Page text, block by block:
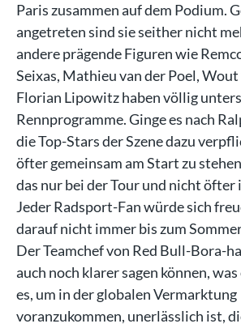
Paris zusammen auf dem Podium.
angetreten sind sie seither nicht
andere prägende Figuren wie
Seixas, Mathieu van der Poel,
Florian Lipowitz haben völlig
Rennprogramme. Ginge es nach
die Top-Stars der Szene dazu
öfter gemeinsam am Start zu
das nur bei der Tour und nicht öfter
Jeder Radsport-Fan würde sich
darauf nicht immer bis zum
Der Teamchef von Red Bull-Bora-
auch noch klarer sagen können,
es, um in der globalen Vermarktung
voranzukommen, unerlässlich ist,